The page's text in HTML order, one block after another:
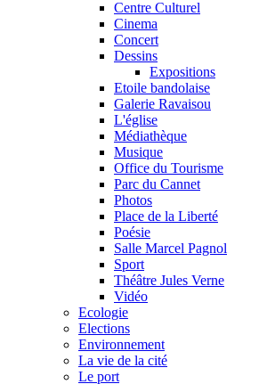
Centre Culturel
Cinema
Concert
Dessins
Expositions
Etoile bandolaise
Galerie Ravaisou
L'église
Médiathèque
Musique
Office du Tourisme
Parc du Cannet
Photos
Place de la Liberté
Poésie
Salle Marcel Pagnol
Sport
Théâtre Jules Verne
Vidéo
Ecologie
Elections
Environnement
La vie de la cité
Le port